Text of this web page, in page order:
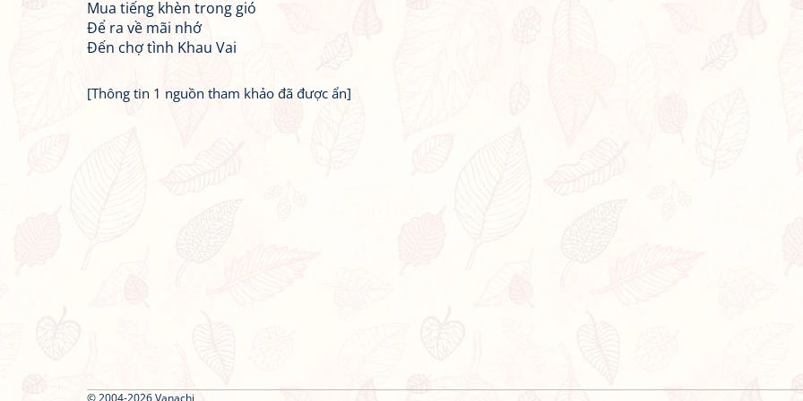
Mua tiếng khèn trong gió
Để ra về mãi nhớ
Đến chợ tình Khau Vai
[Thông tin 1 nguồn tham khảo đã được ẩn]
© 2004-2026 Vanachi